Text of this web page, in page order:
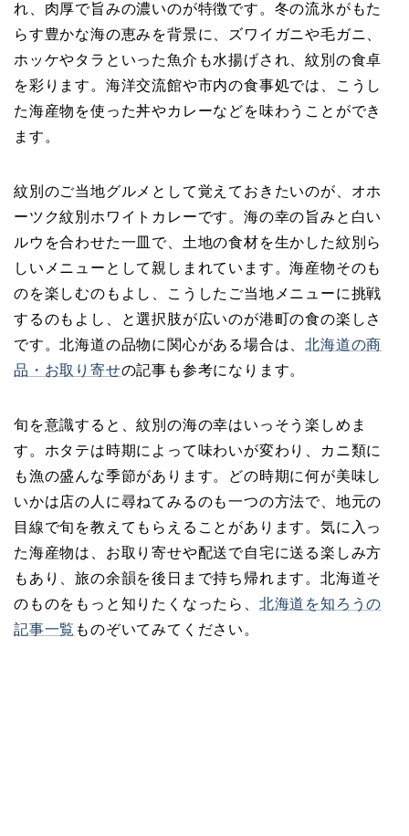
れ、肉厚で旨みの濃いのが特徴です。冬の流氷がもた
らす豊かな海の恵みを背景に、ズワイガニや毛ガニ、
ホッケやタラといった魚介も水揚げされ、紋別の食卓
を彩ります。海洋交流館や市内の食事処では、こうし
た海産物を使った丼やカレーなどを味わうことができ
ます。
紋別のご当地グルメとして覚えておきたいのが、オホ
ーツク紋別ホワイトカレーです。海の幸の旨みと白い
ルウを合わせた一皿で、土地の食材を生かした紋別ら
しいメニューとして親しまれています。海産物そのも
のを楽しむのもよし、こうしたご当地メニューに挑戦
するのもよし、と選択肢が広いのが港町の食の楽しさ
です。北海道の品物に関心がある場合は、北海道の商
品・お取り寄せの記事も参考になります。
旬を意識すると、紋別の海の幸はいっそう楽しめま
す。ホタテは時期によって味わいが変わり、カニ類に
も漁の盛んな季節があります。どの時期に何が美味し
いかは店の人に尋ねてみるのも一つの方法で、地元の
目線で旬を教えてもらえることがあります。気に入っ
た海産物は、お取り寄せや配送で自宅に送る楽しみ方
もあり、旅の余韻を後日まで持ち帰れます。北海道そ
のものをもっと知りたくなったら、 北海道を知ろうの
記事一覧 ものぞいてみてください。